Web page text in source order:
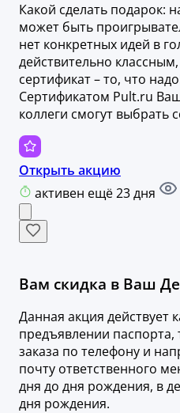
Какой сделать подарок:
может быть
нет конкретных идей в
действительно
сертификат – то, что
Сертификатом Pult.ru
коллеги смогут выбрать
Открыть акцию
активен ещё 23 дня
Вам скидка в Ваш
Данная акция действует
предъявлении
заказа по телефону и
почту ответственного
дня до дня рождения, в
дня рождения.